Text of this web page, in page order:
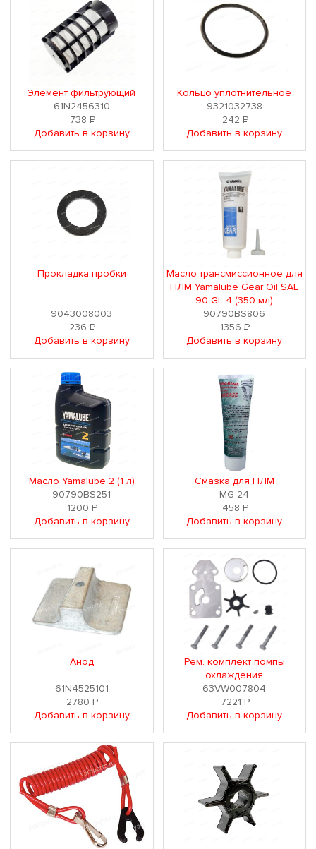
Элемент фильтрующий
61N2456310
738 Р
Добавить в корзину
Кольцо уплотнительное
9321032738
242 Р
Добавить в корзину
Прокладка пробки
9043008003
236Р
Добавить в корзину
Масло трансмиссионное для
ПЛМ Yamalube Gear Oil SAE
90 GL-4 (350 мл)
90790BS806
1356Р
Добавить в корзину
Масло Yamalube 2 (1 л)
90790BS251
1200Р
Добавить в корзину
Смазка для ПЛМ
MG-24
458 Р
Добавить в корзину
Анод
61N4525101
2780Р
Добавить в корзину
Рем. комплект помпы
охлаждения
63VW007804
7221 Р
Добавить в корзину